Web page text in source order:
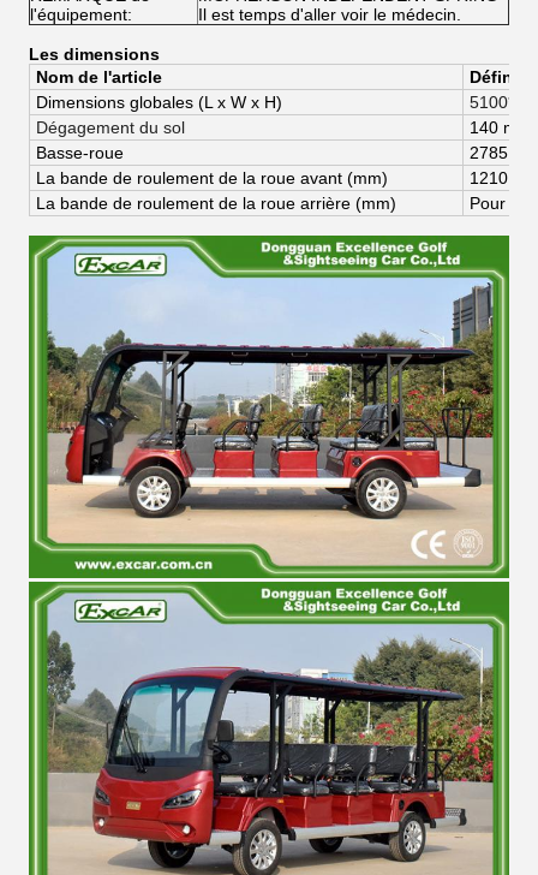
l'équipement:
Il est temps d'aller voir le médecin.
Les dimensions
Nom de l'article
Dimensions globales (L x W x H)
Dégagement du sol
140 mm
Basse-roue
2785
La bande de roulement de la roue avant (mm)
1210
La bande de roulement de la roue arrière (mm)
Pour les